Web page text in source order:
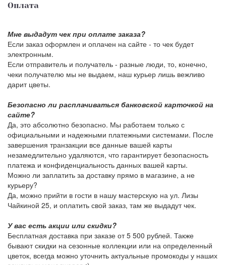
Оплата
Мне выдадут чек при оплате заказа?
Если заказ оформлен и оплачен на сайте - то чек будет
электронным.
Если отправитель и получатель - разные люди, то, конечно,
чеки получателю мы не выдаем, наш курьер лишь вежливо
дарит цветы.
Безопасно ли расплачиваться банковской карточкой на
сайте?
Да, это абсолютно безопасно. Мы работаем только с
официальными и надежными платежными системами. После
завершения транзакции все данные вашей карты
незамедлительно удаляются, что гарантирует безопасность
платежа и конфиденциальность данных вашей карты.
Можно ли заплатить за доставку прямо в магазине, а не
курьеру?
Да, можно прийти в гости в нашу мастерскую на ул. Лизы
Чайкиной 25, и оплатить свой заказ, там же выдадут чек.
У вас есть акции или скидки?
Бесплатная доставка при заказе от 5 500 рублей. Также
бывают скидки на сезонные коллекции или на определенный
цветок, всегда можно уточнить актуальные промокоды у наших